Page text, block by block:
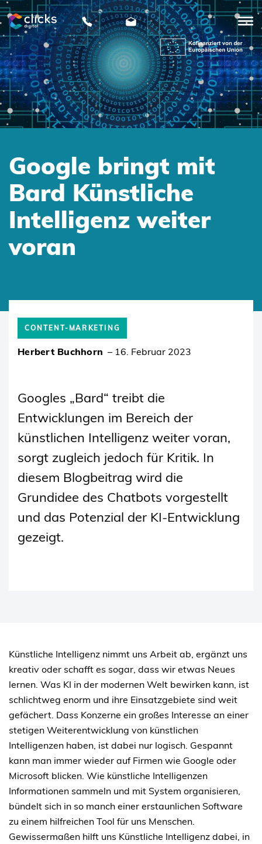
clicks
digital
Google bringt mit
Bard Künstliche
Intelligenz weiter
voran
CONTENT-MARKETING
Herbert Buchhorn – 16. Februar 2023
Googles „Bard“ treibt die
Entwicklungen im Bereich der
künstlichen Intelligenz weiter voran,
sorgt zugleich jedoch für Kritik. In
diesem Blogbeitrag wird die
Grundidee des Chatbots vorgestellt
und das Potenzial der KI-Entwicklung
gezeigt.
Künstliche Intelligenz nimmt uns Arbeit ab, ergänzt uns
kreativ oder schafft es sogar, dass wir etwas Neues
lernen. Was KI in der modernen Welt bewirken kann, ist
schlichtweg enorm und ihre Einsatzgebiete sind weit
gefächert. Dass Konzerne ein großes Interesse an einer
stetigen Weiterentwicklung von künstlichen
Intelligenzen haben, ist dabei nur logisch. Gespannt
kann man immer wieder auf Firmen wie Google oder
Microsoft blicken. Wie künstliche Intelligenzen
Informationen sammeln und mit System organisieren,
bündelt sich in so manch einer erstaunlichen Software
zu einem hilfreichen Tool für uns Menschen.
Gewissermaßen hilft uns Künstliche Intelligenz dabei, in